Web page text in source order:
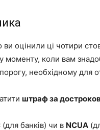
оцінили ці чотири
моменту, коли вам
необхідному для
штраф за
(для банків) чи в NCUA